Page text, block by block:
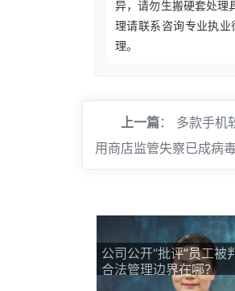
异，请勿生搬硬套处理
理请联系咨询专业执
理。
上一篇： 多款手机
用商店监管失察已成病
公司公开“批评”员工被
合法管理边界在哪？